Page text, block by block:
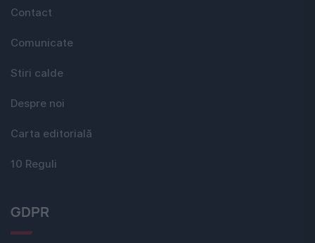
Contact
Comunicate
Stiri calde
Despre noi
Carta editorială
10 Reguli
GDPR